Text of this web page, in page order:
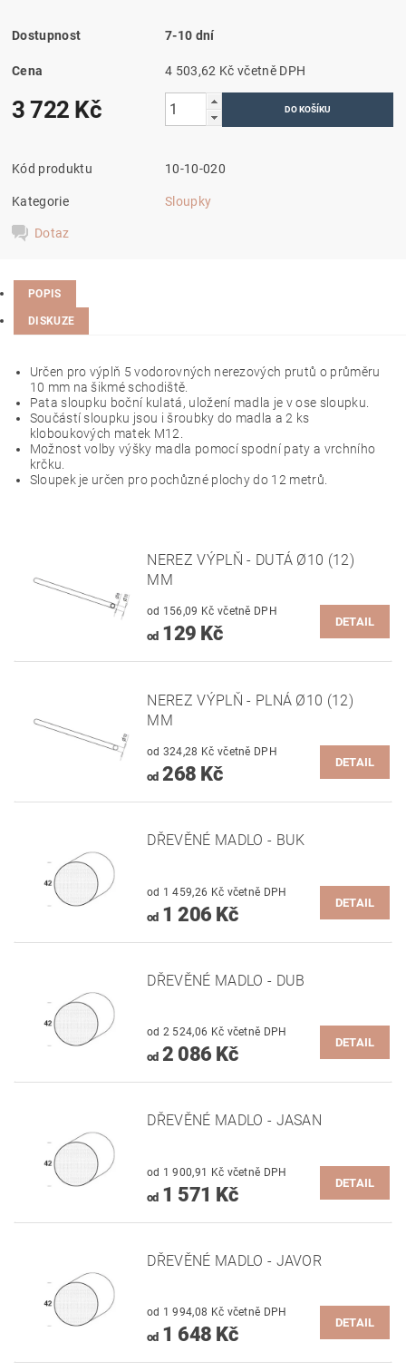
Dostupnost 7-10 dní
Cena 4 503,62 Kč včetně DPH
3 722 Kč
Kód produktu 10-10-020
Kategorie Sloupky
Dotaz
POPIS
DISKUZE
Určen pro výplň 5 vodorovných nerezových prutů o průměru
10 mm na šikmé schodiště.
Pata sloupku boční kulatá, uložení madla je v ose sloupku.
Součástí sloupku jsou i šroubky do madla a 2 ks
kloboukových matek M12.
Možnost volby výšky madla pomocí spodní paty a vrchního
krčku.
Sloupek je určen pro pochůzné plochy do 12 metrů.
NEREZ VÝPLŇ - DUTÁ Ø10 (12)
MM
od 156,09 Kč včetně DPH
od129 Kč
DETAIL
NEREZ VÝPLŇ - PLNÁ Ø10 (12)
MM
od 324,28 Kč včetně DPH
od268 Kč
DETAIL
DŘEVĚNÉ MADLO - BUK
od 1 459,26 Kč včetně DPH
od1 206 Kč
DETAIL
DŘEVĚNÉ MADLO - DUB
od 2 524,06 Kč včetně DPH
od2 086 Kč
DETAIL
DŘEVĚNÉ MADLO - JASAN
od 1 900,91 Kč včetně DPH
od1 571 Kč
DETAIL
DŘEVĚNÉ MADLO - JAVOR
od 1 994,08 Kč včetně DPH
od1 648 Kč
DETAIL